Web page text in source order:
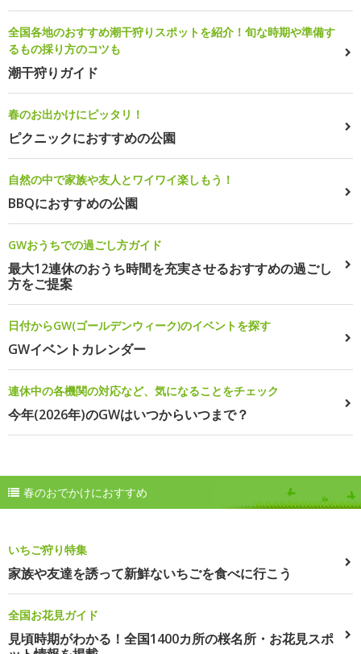
全国各地のおすすめ潮干狩りスポットを紹介！旬な時期や準備す
るもの採り方のコツも
潮干狩りガイド
春のお出かけにピッタリ！
ピクニックにおすすめの公園
自然の中で家族や友人とワイワイ楽しもう！
BBQにおすすめの公園
GWおうちでの過ごし方ガイド
最大12連休のおうち時間を充実させるおすすめの過ごし
方をご提案
日付からGW(ゴールデンウィーク)のイベントを探す
GWイベントカレンダー
連休中の各機関の対応など、気になることをチェック
今年(2026年)のGWはいつからいつまで？
春のおでかけにおすすめ
いちご狩り特集
家族や友達を誘って新鮮ないちごを食べに行こう
全国お花見ガイド
見頃時期がわかる！全国1400カ所の桜名所・お花見スポ